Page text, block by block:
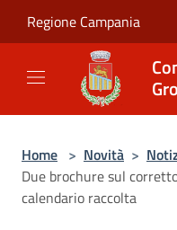
Regione Campania
Home > Novità >
Due brochure sul
calendario raccolta